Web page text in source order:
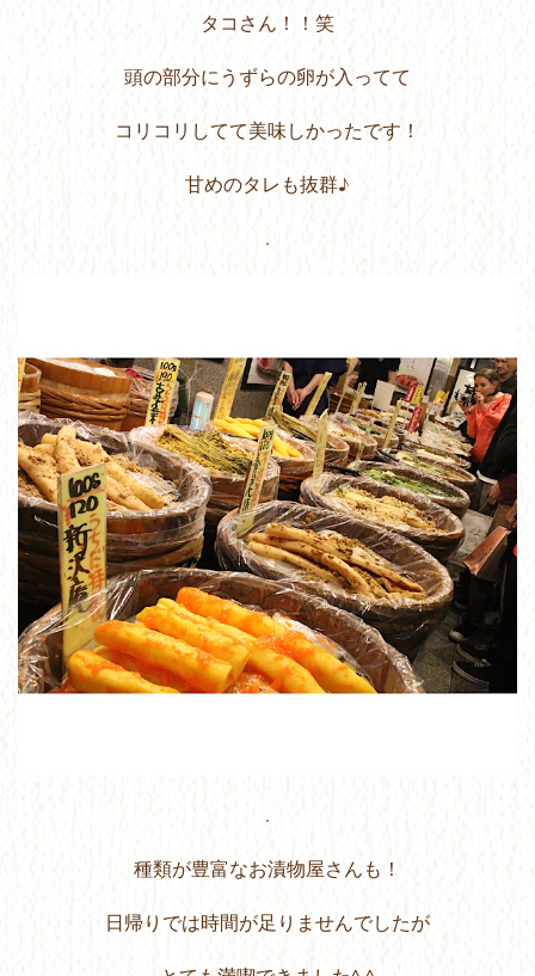
タコさん！！笑
頭の部分にうずらの卵が入ってて
コリコリしてて美味しかったです！
甘めのタレも抜群♪
.
.
種類が豊富なお漬物屋さんも！
日帰りでは時間が足りませんでしたが